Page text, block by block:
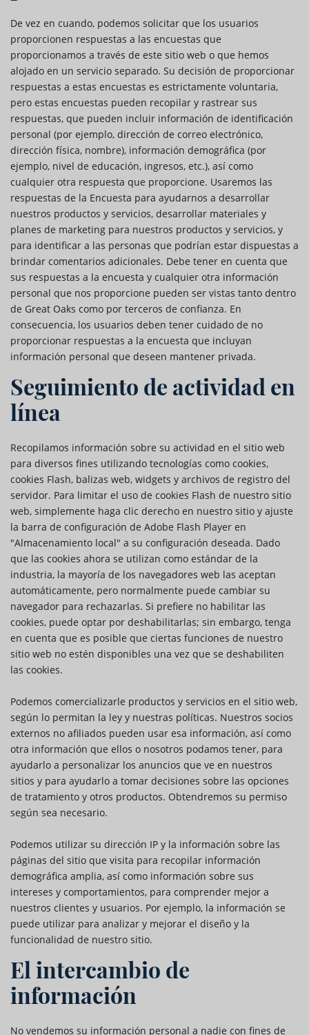
De vez en cuando, podemos solicitar que los usuarios
proporcionen respuestas a las encuestas que
proporcionamos a través de este sitio web o que hemos
alojado en un servicio separado. Su decisión de proporcionar
respuestas a estas encuestas es estrictamente voluntaria,
pero estas encuestas pueden recopilar y rastrear sus
respuestas, que pueden incluir información de identificación
personal (por ejemplo, dirección de correo electrónico,
dirección física, nombre), información demográfica (por
ejemplo, nivel de educación, ingresos, etc.), así como
cualquier otra respuesta que proporcione. Usaremos las
respuestas de la Encuesta para ayudarnos a desarrollar
nuestros productos y servicios, desarrollar materiales y
planes de marketing para nuestros productos y servicios, y
para identificar a las personas que podrían estar dispuestas a
brindar comentarios adicionales. Debe tener en cuenta que
sus respuestas a la encuesta y cualquier otra información
personal que nos proporcione pueden ser vistas tanto dentro
de Great Oaks como por terceros de confianza. En
consecuencia, los usuarios deben tener cuidado de no
proporcionar respuestas a la encuesta que incluyan
información personal que deseen mantener privada.
Seguimiento de actividad en
línea
Recopilamos información sobre su actividad en el sitio web
para diversos fines utilizando tecnologías como cookies,
cookies Flash, balizas web, widgets y archivos de registro del
servidor. Para limitar el uso de cookies Flash de nuestro sitio
web, simplemente haga clic derecho en nuestro sitio y ajuste
la barra de configuración de Adobe Flash Player en
"Almacenamiento local" a su configuración deseada. Dado
que las cookies ahora se utilizan como estándar de la
industria, la mayoría de los navegadores web las aceptan
automáticamente, pero normalmente puede cambiar su
navegador para rechazarlas. Si prefiere no habilitar las
cookies, puede optar por deshabilitarlas; sin embargo, tenga
en cuenta que es posible que ciertas funciones de nuestro
sitio web no estén disponibles una vez que se deshabiliten
las cookies.
Podemos comercializarle productos y servicios en el sitio web,
según lo permitan la ley y nuestras políticas. Nuestros socios
externos no afiliados pueden usar esa información, así como
otra información que ellos o nosotros podamos tener, para
ayudarlo a personalizar los anuncios que ve en nuestros
sitios y para ayudarlo a tomar decisiones sobre las opciones
de tratamiento y otros productos. Obtendremos su permiso
según sea necesario.
Podemos utilizar su dirección IP y la información sobre las
páginas del sitio que visita para recopilar información
demográfica amplia, así como información sobre sus
intereses y comportamientos, para comprender mejor a
nuestros clientes y usuarios. Por ejemplo, la información se
puede utilizar para analizar y mejorar el diseño y la
funcionalidad de nuestro sitio.
El intercambio de
información
No vendemos su información personal a nadie con fines de